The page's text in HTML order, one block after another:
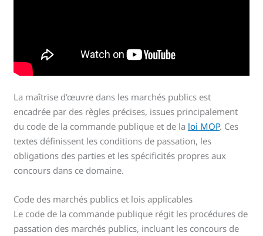
La maîtrise d’œuvre dans les marchés publics est
encadrée par des règles précises, issues principalement
du code de la commande publique et de la loi MOP. Ces
textes définissent les conditions de passation, les
obligations des parties et les spécificités propres aux
concours dans ce domaine.
Code des marchés publics et lois applicables
Le code de la commande publique régit les procédures de
passation des marchés publics, incluant les concours de